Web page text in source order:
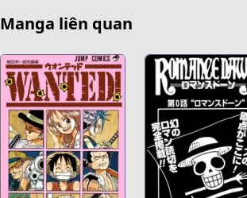
Manga liên quan